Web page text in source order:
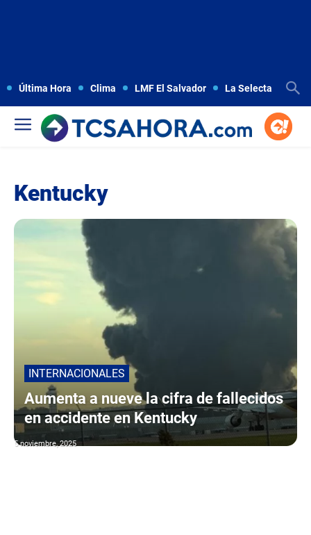
Última Hora Clima LMF El Salvador La Selecta
Kentucky
INTERNACIONALES
Aumenta a nueve la cifra de fallecidos
en accidente en Kentucky
5 noviembre, 2025